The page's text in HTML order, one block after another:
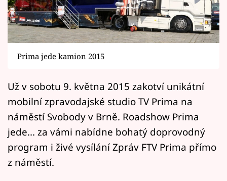
Sledujte prima+
Filmový festival Karlovy Vary
Mámy sobě
Přihlášení
Sledujte nás
Prima jede kamion 2015
Už v sobotu 9. května 2015 zakotví unikátní
mobilní zpravodajské studio TV Prima na
náměstí Svobody v Brně. Roadshow Prima
jede... za vámi nabídne bohatý doprovodný
program i živé vysílání Zpráv FTV Prima přímo
z náměstí.